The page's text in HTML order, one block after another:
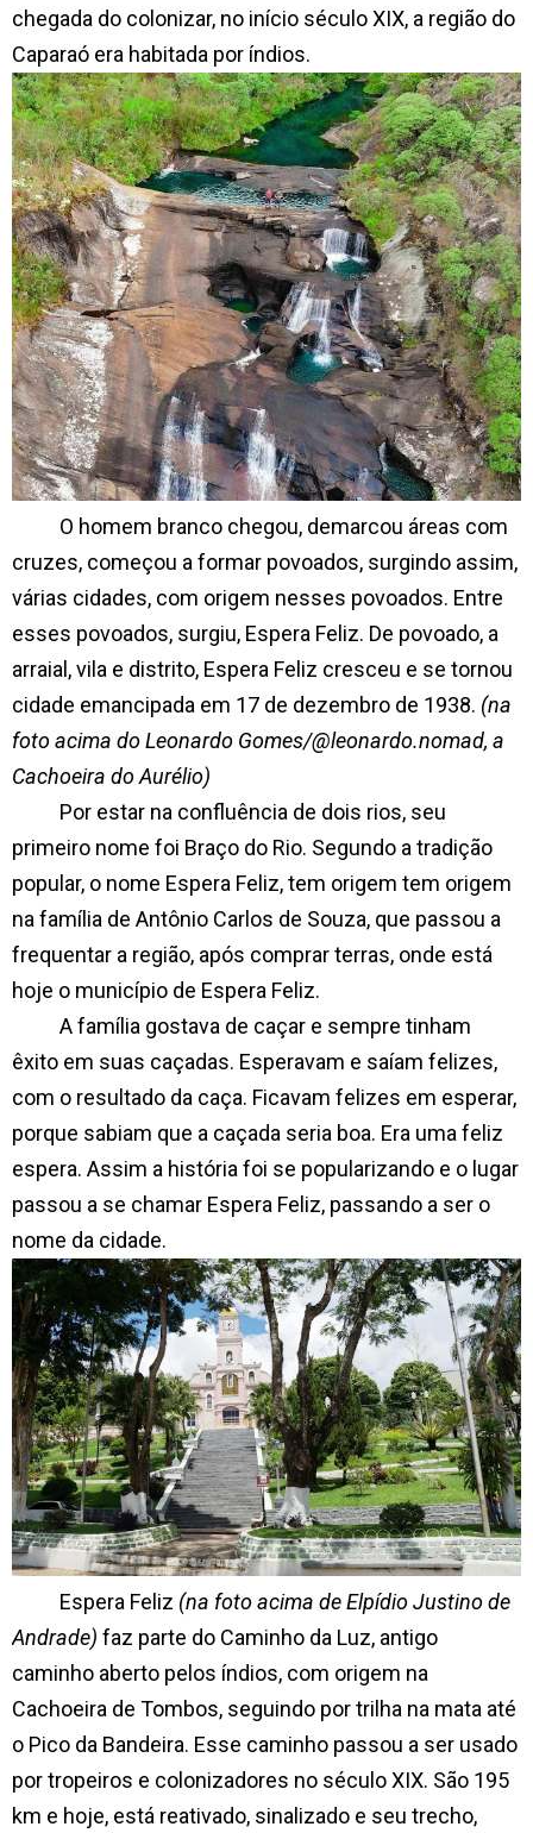
chegada do colonizar, no início século XIX, a região do
Caparaó era habitada por índios.
O homem branco chegou, demarcou áreas com
cruzes, começou a formar povoados, surgindo assim,
várias cidades, com origem nesses povoados. Entre
esses povoados, surgiu, Espera Feliz. De povoado, a
arraial, vila e distrito, Espera Feliz cresceu e se tornou
cidade emancipada em 17 de dezembro de 1938. (na
foto acima do Leonardo Gomes/@leonardo.nomad, a
Cachoeira do Aurélio)
Por estar na confluência de dois rios, seu
primeiro nome foi Braço do Rio. Segundo a tradição
popular, o nome Espera Feliz, tem origem tem origem
na família de Antônio Carlos de Souza, que passou a
frequentar a região, após comprar terras, onde está
hoje o município de Espera Feliz.
A família gostava de caçar e sempre tinham
êxito em suas caçadas. Esperavam e saíam felizes,
com o resultado da caça. Ficavam felizes em esperar,
porque sabiam que a caçada seria boa. Era uma feliz
espera. Assim a história foi se popularizando e o lugar
passou a se chamar Espera Feliz, passando a ser o
nome da cidade.
Espera Feliz (na foto acima de Elpídio Justino de
Andrade) faz parte do Caminho da Luz, antigo
caminho aberto pelos índios, com origem na
Cachoeira de Tombos, seguindo por trilha na mata até
o Pico da Bandeira. Esse caminho passou a ser usado
por tropeiros e colonizadores no século XIX. São 195
km e hoje, está reativado, sinalizado e seu trecho,